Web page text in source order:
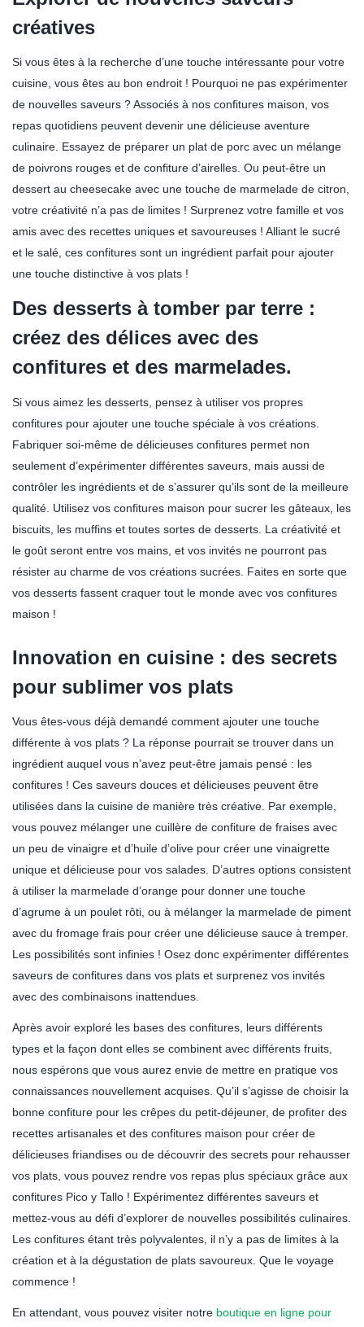
créatives
Si vous êtes à la recherche d’une touche intéressante pour votre
cuisine, vous êtes au bon endroit ! Pourquoi ne pas expérimenter
de nouvelles saveurs ? Associés à nos confitures maison, vos
repas quotidiens peuvent devenir une délicieuse aventure
culinaire. Essayez de préparer un plat de porc avec un mélange
de poivrons rouges et de confiture d’airelles. Ou peut-être un
dessert au cheesecake avec une touche de marmelade de citron,
votre créativité n’a pas de limites ! Surprenez votre famille et vos
amis avec des recettes uniques et savoureuses ! Alliant le sucré
et le salé, ces confitures sont un ingrédient parfait pour ajouter
une touche distinctive à vos plats !
Des desserts à tomber par terre :
créez des délices avec des
confitures et des marmelades.
Si vous aimez les desserts, pensez à utiliser vos propres
confitures pour ajouter une touche spéciale à vos créations.
Fabriquer soi-même de délicieuses confitures permet non
seulement d’expérimenter différentes saveurs, mais aussi de
contrôler les ingrédients et de s’assurer qu’ils sont de la meilleure
qualité. Utilisez vos confitures maison pour sucrer les gâteaux, les
biscuits, les muffins et toutes sortes de desserts. La créativité et
le goût seront entre vos mains, et vos invités ne pourront pas
résister au charme de vos créations sucrées. Faites en sorte que
vos desserts fassent craquer tout le monde avec vos confitures
maison !
Innovation en cuisine : des secrets
pour sublimer vos plats
Vous êtes-vous déjà demandé comment ajouter une touche
différente à vos plats ? La réponse pourrait se trouver dans un
ingrédient auquel vous n’avez peut-être jamais pensé : les
confitures ! Ces saveurs douces et délicieuses peuvent être
utilisées dans la cuisine de manière très créative. Par exemple,
vous pouvez mélanger une cuillère de confiture de fraises avec
un peu de vinaigre et d’huile d’olive pour créer une vinaigrette
unique et délicieuse pour vos salades. D’autres options consistent
à utiliser la marmelade d’orange pour donner une touche
d’agrume à un poulet rôti, ou à mélanger la marmelade de piment
avec du fromage frais pour créer une délicieuse sauce à tremper.
Les possibilités sont infinies ! Osez donc expérimenter différentes
saveurs de confitures dans vos plats et surprenez vos invités
avec des combinaisons inattendues.
Après avoir exploré les bases des confitures, leurs différents
types et la façon dont elles se combinent avec différents fruits,
nous espérons que vous aurez envie de mettre en pratique vos
connaissances nouvellement acquises. Qu’il s’agisse de choisir la
bonne confiture pour les crêpes du petit-déjeuner, de profiter des
recettes artisanales et des confitures maison pour créer de
délicieuses friandises ou de découvrir des secrets pour rehausser
vos plats, vous pouvez rendre vos repas plus spéciaux grâce aux
confitures Pico y Tallo ! Expérimentez différentes saveurs et
mettez-vous au défi d’explorer de nouvelles possibilités culinaires.
Les confitures étant très polyvalentes, il n’y a pas de limites à la
création et à la dégustation de plats savoureux. Que le voyage
commence !
En attendant, vous pouvez visiter notre boutique en ligne pour